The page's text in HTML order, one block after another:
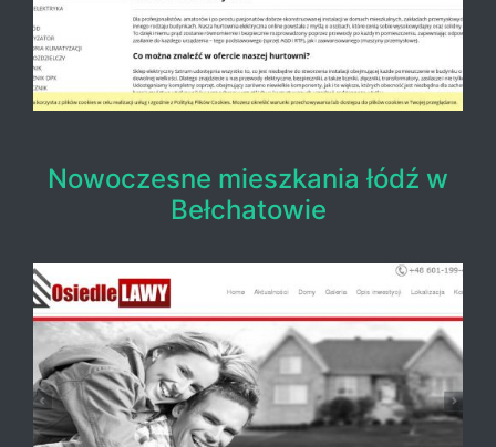
Nowoczesne mieszkania łódź w
Bełchatowie